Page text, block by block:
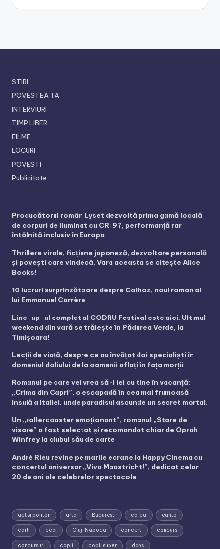
STIRI
POVESTEA TA
INTERVIURI
TIMP LIBER
FILME
LOCURI
POVESTI
Publicitate
Producătorul român Lyset dezvoltă prima gamă locală
de corpuri de iluminat cu CRI 97, performanță rar
întâlnită inclusiv în Europa
Thrillere virale, ficțiune japoneză, dezvoltare personală
și povești care vindecă. Vara aceasta se citește Alice
Books!
10 lucruri surprinzătoare despre Colhoz, noul roman al
lui Emmanuel Carrère
Line-up-ul complet al CODRU Festival este aici. Ultimul
weekend din vară se trăiește în Pădurea Verde, la
Timișoara!
Lecții de viață, despre ce au învățat doi specialiști în
domeniul doliului de la oamenii aflați în fața morții
Romanul pe care vei vrea să-l iei cu tine în vacanță:
„Crima din Capri”, o escapadă în cea mai frumoasă
insulă a Italiei, unde paradisul ascunde un secret mortal.
Un „rollercoaster emoționant”, romanul „Stare de
visare” a fost selectat și recomandat chiar de Oprah
Winfrey la clubul său de carte
André Rieu revine pe marile ecrane la Happy Cinema cu
concertul aniversar „Viva Maastricht!”, dedicat celor
20 de ani ale celebrelor spectacole
act si politon arta Bucuresti cafea canto
carti ceai Cluj-Napoca concert concurs
concursuri copii copii super dans